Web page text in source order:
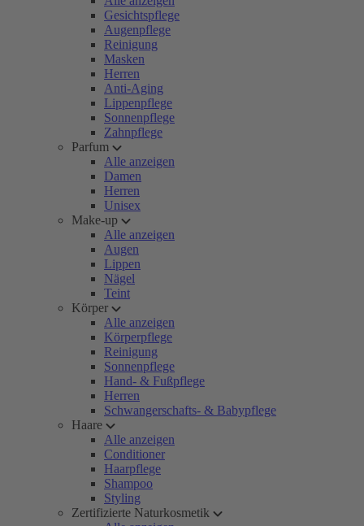
Gesichtspflege
Augenpflege
Reinigung
Masken
Herren
Anti-Aging
Lippenpflege
Sonnenpflege
Zahnpflege
Parfum
Alle anzeigen
Damen
Herren
Unisex
Make-up
Alle anzeigen
Augen
Lippen
Nägel
Teint
Körper
Alle anzeigen
Körperpflege
Reinigung
Sonnenpflege
Hand- & Fußpflege
Herren
Schwangerschafts- & Babypflege
Haare
Alle anzeigen
Conditioner
Haarpflege
Shampoo
Styling
Zertifizierte Naturkosmetik